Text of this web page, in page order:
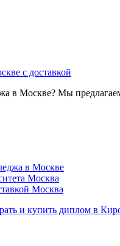
с доставкой
в Москве? Мы
в Москве
Москва
Москва
и купить диплом в